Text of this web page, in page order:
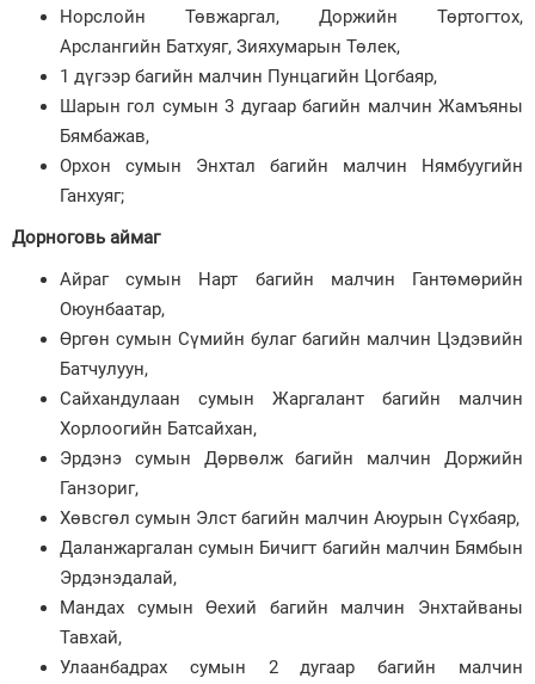
Норслойн Төвжаргал, Доржийн Төртогтох,
Арслангийн Батхуяг, Зияхумарын Төлек,
1 дүгээр багийн малчин Пунцагийн Цогбаяр,
Шарын гол сумын 3 дугаар багийн малчин Жамъяны
Бямбажав,
Орхон сумын Энхтал багийн малчин Нямбуугийн
Ганхуяг;
Дорноговь аймаг
Айраг сумын Нарт багийн малчин Гантөмөрийн
Оюунбаатар,
Өргөн сумын Сүмийн булаг багийн малчин Цэдэвийн
Батчулуун,
Сайхандулаан сумын Жаргалант багийн малчин
Хорлоогийн Батсайхан,
Эрдэнэ сумын Дөрвөлж багийн малчин Доржийн
Ганзориг,
Хөвсгөл сумын Элст багийн малчин Аюурын Сүхбаяр,
Даланжаргалан сумын Бичигт багийн малчин Бямбын
Эрдэнэдалай,
Мандах сумын Өехий багийн малчин Энхтайваны
Тавхай,
Улаанбадрах сумын 2 дугаар багийн малчин